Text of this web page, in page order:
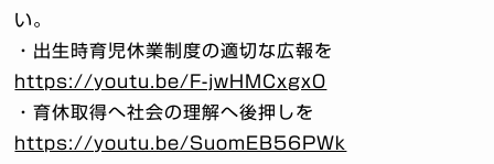
い。
・出生時育児休業制度の適切な広報を
https://youtu.be/F-jwHMCxgx0
・育休取得へ社会の理解へ後押しを
https://youtu.be/SuomEB56PWk